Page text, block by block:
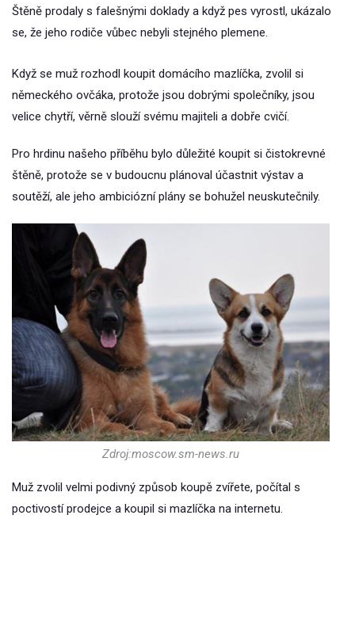
Štěně prodaly s falešnými doklady a když pes vyrostl, ukázalo
se, že jeho rodiče vůbec nebyli stejného plemene.
Když se muž rozhodl koupit domácího mazlíčka, zvolil si
německého ovčáka, protože jsou dobrými společníky, jsou
velice chytří, věrně slouží svému majiteli a dobře cvičí.
Pro hrdinu našeho příběhu bylo důležité koupit si čistokrevné
štěně, protože se v budoucnu plánoval účastnit výstav a
soutěží, ale jeho ambiciózní plány se bohužel neuskutečnily.
Zdroj:moscow.sm-news.ru
Muž zvolil velmi podivný způsob koupě zvířete, počítal s
poctivostí prodejce a koupil si mazlíčka na internetu.